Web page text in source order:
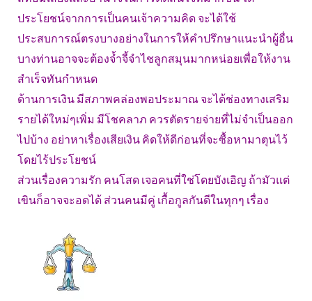
ประโยชน์จากการเป็นคนเจ้าความคิด จะได้ใช้
ประสบการณ์ตรงบางอย่างในการให้คำปรึกษาแนะนำผู้อื่น
บางท่านอาจจะต้องจ้ำจี้จำไชลูกสมุนมากหน่อยเพื่อให้งาน
สำเร็จทันกำหนด
ด้านการเงิน มีสภาพคล่องพอประมาณ จะได้ช่องทางเสริม
รายได้ใหม่ๆเพิ่ม มีโชคลาภ ควรตัดรายจ่ายที่ไม่จำเป็นออก
ไปบ้าง อย่าหาเรื่องเสียเงิน คิดให้ดีก่อนที่จะซื้อหามาตุนไว้
โดยไร้ประโยชน์
ส่วนเรื่องความรัก คนโสด เจอคนที่ใช่โดยบังเอิญ ถ้ามัวแต่
เขินก็อาจจะอดได้ ส่วนคนมีคู่ เกื้อกูลกันดีในทุกๆ เรื่อง